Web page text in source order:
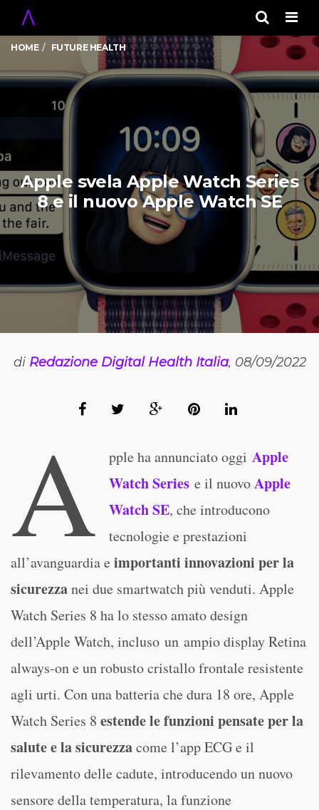
HOME FUTURE HEALTH
Apple svela Apple Watch Series
8 e il nuovo Apple Watch SE
di Redazione Digital Health Italia, 08/09/2022
A pple ha annunciato oggi Apple
Watch Seriese il nuovoApple
Watch SE, che introducono
tecnologie e prestazioni
all’avanguardia e importanti innovazioni per la
sicurezzanei due smartwatch più venduti. Apple
Watch Series 8 ha lo stesso amato design
dell’Apple Watch, incluso un ampio display Retina
always-on e un robusto cristallo frontale resistente
agli urti. Con una batteria che dura 18 ore, Apple
Watch Series 8 estende le funzioni pensate per la
salute e la sicurezzacome l’app ECG e il
rilevamento delle cadute, introducendo un nuovo
sensore della temperatura, la funzione